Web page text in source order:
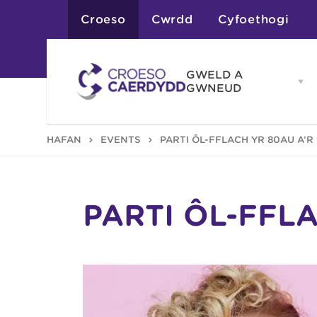
Croeso Cwrdd Cyfoethogi
GWELD A
GWNEUD
Atyniadau
Teithiau a
HAFAN EVENTS PARTI ÔL-FFLACH YR 80AU
PARTI ÔL-